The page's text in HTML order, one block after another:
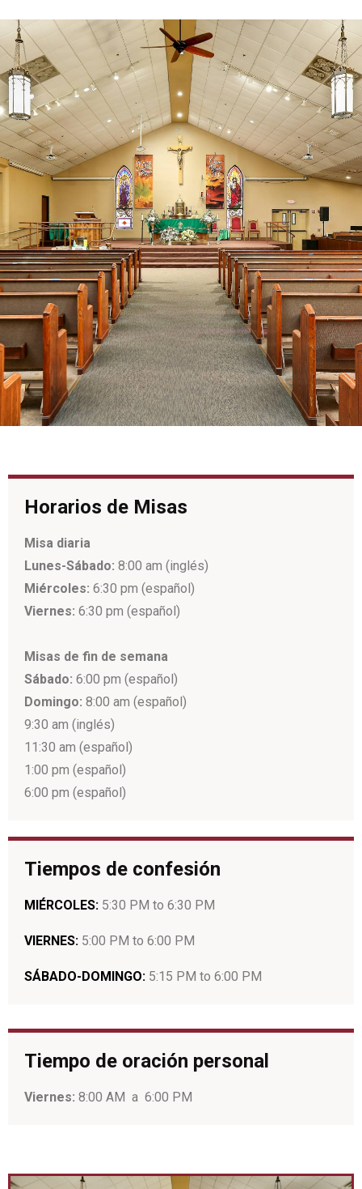
Horarios de Misas
Misa diaria
Lunes-Sábado: 8:00 am (inglés)
Miércoles: 6:30 pm (español)
Viernes: 6:30 pm (español)
Misas de fin de semana
Sábado: 6:00 pm (español)
Domingo: 8:00 am (español)
9:30 am (inglés)
11:30 am (español)
1:00 pm (español)
6:00 pm (español)
Tiempos de confesión
MIÉRCOLES: 5:30 PM to 6:30 PM
VIERNES: 5:00 PM to 6:00 PM
SÁBADO-DOMINGO: 5:15 PM to 6:00 PM
Tiempo de oración personal
Viernes: 8:00 AM a 6:00 PM